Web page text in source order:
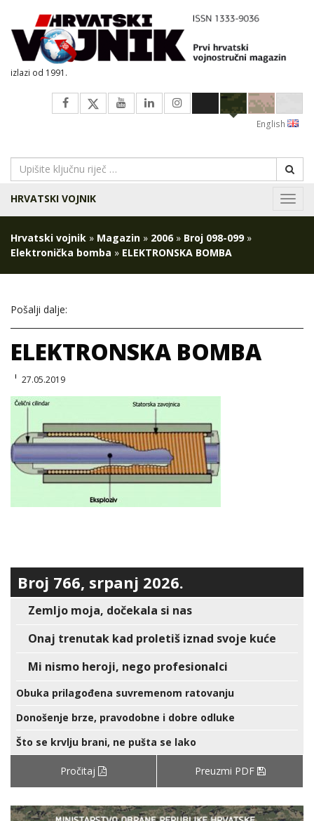
izlazi od 1991.
English
HRVATSKI VOJNIK
Hrvatski vojnik » Magazin » 2006 » Broj 098-099»
Elektronička bomba » ELEKTRONSKA BOMBA
Pošalji dalje:
ELEKTRONSKA BOMBA
27.05.2019
Broj 766, srpanj 2026.
Zemljo moja, dočekala si nas
Onaj trenutak kad proletiš iznad svoje kuće
Mi nismo heroji, nego profesionalci
Obuka prilagođena suvremenom ratovanju
Donošenje brze, pravodobne i dobre odluke
Što se krvlju brani, ne pušta se lako
Pročitaj Preuzmi PDF